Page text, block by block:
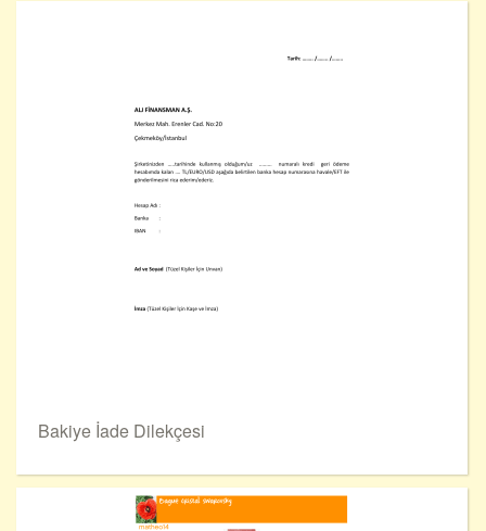
Bakiye İade Dilekçesi